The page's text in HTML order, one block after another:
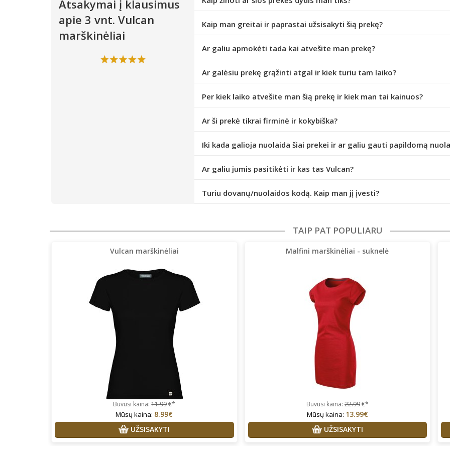
Atsakymai į klausimus
apie 3 vnt. Vulcan
marškinėliai
Kaip man greitai ir paprastai užsisakyti šią prekę?
Ar galiu apmokėti tada kai atvešite man prekę?
Ar galėsiu prekę grąžinti atgal ir kiek turiu tam laiko?
Per kiek laiko atvešite man šią prekę ir kiek man tai kainuos?
Ar ši prekė tikrai firminė ir kokybiška?
Iki kada galioja nuolaida šiai prekei ir ar galiu gauti papildomą
Ar galiu jumis pasitikėti ir kas tas Vulcan?
Turiu dovanų/nuolaidos kodą. Kaip man jį įvesti?
TAIP PAT POPULIARU
Vulcan marškinėliai
Buvusi kaina:11.99€*
Mūsų kaina: 8.99€
UŽSISAKYTI
Malfini marškinėliai - suknelė
Buvusi kaina: 22.99€*
Mūsų kaina: 13.99€
UŽSISAKYTI